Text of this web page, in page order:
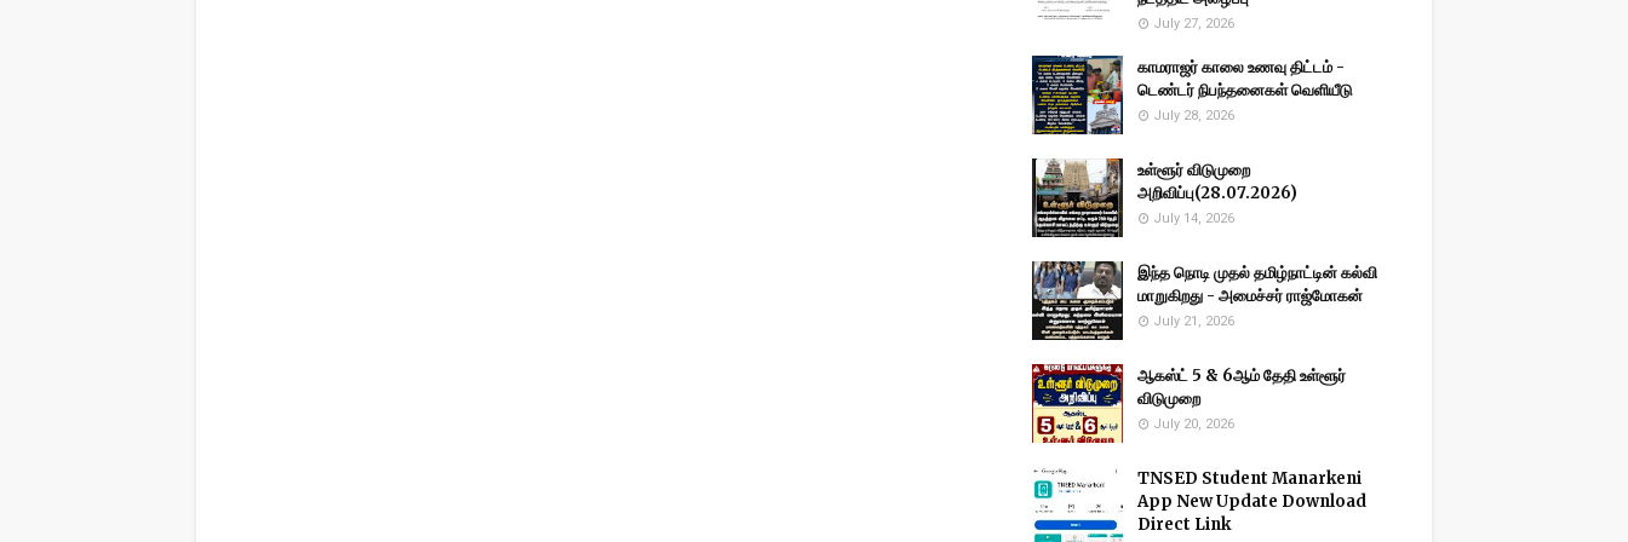
July 27, 2026
காமராஜர் காலை உணவு திட்டம் -
டெண்டர் நிபந்தனைகள் வெளியீடு
July 28, 2026
உள்ளூர் விடுமுறை
அறிவிப்பு(28.07.2026)
July 14, 2026
இந்த நொடி முதல் தமிழ்நாட்டின் கல்வி
மாறுகிறது - அமைச்சர் ராஜ்மோகன்
July 21, 2026
ஆகஸ்ட் 5 & 6ஆம் தேதி உள்ளூர்
விடுமுறை
July 20, 2026
TNSED Student Manarkeni
App New Update Download
Direct Link